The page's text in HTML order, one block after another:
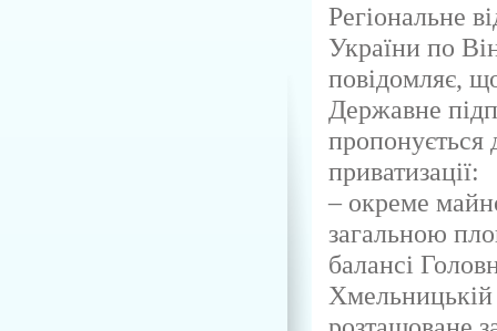
Регіональне
України по
повідомляє,
Державне
пропонується
приватизації:
– окреме
загальною
балансі